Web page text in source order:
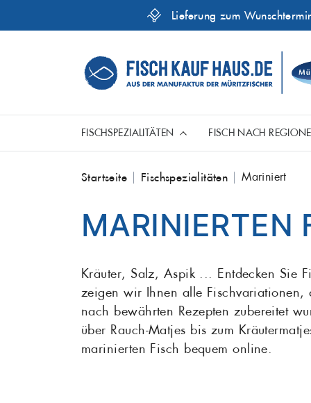
Lieferung zum
FISCHSPEZIALITÄTEN
Ganze Fische
Mariniert
Fischsuppen
FISCH NACH
Fische aus der Ostsee
Fisch aus aller Welt
Dorsch
Hecht
Kabeljau
Makrele
Genusshelfer
Startseite Fischspezialitäten Mariniert
MARINIERTEN
Kräuter, Salz, Aspik ... Entdecken Sie
zeigen wir Ihnen alle Fischvariationen,
nach bewährten Rezepten zubereitet
über Rauch-Matjes bis zum
marinierten Fisch bequem online.